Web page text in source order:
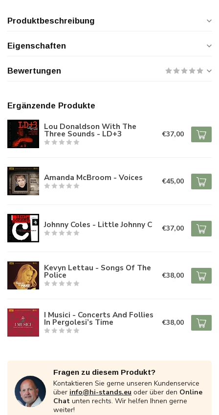
Produktbeschreibung
Eigenschaften
Bewertungen
Ergänzende Produkte
Lou Donaldson With The
Three Sounds - LD+3 €37,00
Amanda McBroom - Voices €45,00
Johnny Coles - Little Johnny C €37,00
Kevyn Lettau - Songs Of The
Police €38,00
I Musici - Concerts And Follies
In Pergolesi’s Time €38,00
Fragen zu diesem Produkt?
Kontaktieren Sie gerne unseren Kundenservice
über info@hi-stands.eu oder über den Online
Chat unten rechts. Wir helfen Ihnen gerne
weiter!